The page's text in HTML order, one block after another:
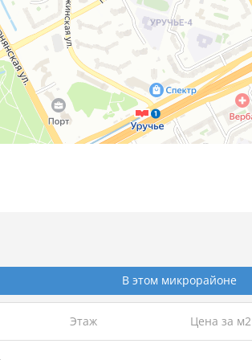
В этом микрорайоне
Этаж Цена за м2